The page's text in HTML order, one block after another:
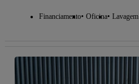
Financiamento Oficina Lavagem